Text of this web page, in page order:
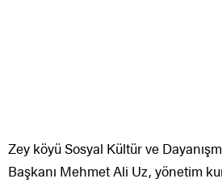
Zey köyü Sosyal Kültür ve
Başkanı Mehmet Ali Uz, yönetim